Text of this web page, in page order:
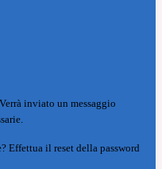
Verrà inviato un messaggio
Effettua il reset della password